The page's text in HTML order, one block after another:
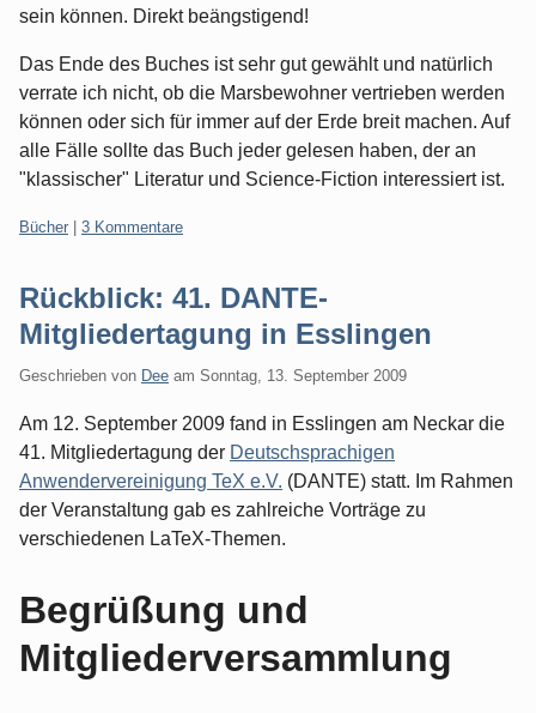
sein können. Direkt beängstigend!
Das Ende des Buches ist sehr gut gewählt und natürlich
verrate ich nicht, ob die Marsbewohner vertrieben werden
können oder sich für immer auf der Erde breit machen. Auf
alle Fälle sollte das Buch jeder gelesen haben, der an
"klassischer" Literatur und Science-Fiction interessiert ist.
Kategorien:
Bücher 3 Kommentare
Rückblick: 41. DANTE-
Mitgliedertagung in Esslingen
Geschrieben von Dee am Sonntag, 13. September 2009
Am 12. September 2009 fand in Esslingen am Neckar die
41. Mitgliedertagung der Deutschsprachigen
Anwendervereinigung TeX e.V. (DANTE) statt. Im Rahmen
der Veranstaltung gab es zahlreiche Vorträge zu
verschiedenen LaTeX-Themen.
Begrüßung und
Mitgliederversammlung